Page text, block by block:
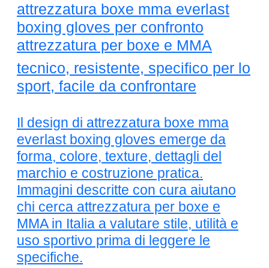
attrezzatura boxe mma everlast
boxing gloves per confronto
attrezzatura per boxe e MMA
tecnico, resistente, specifico per lo
sport, facile da confrontare
Il design di attrezzatura boxe mma
everlast boxing gloves emerge da
forma, colore, texture, dettagli del
marchio e costruzione pratica.
Immagini descritte con cura aiutano
chi cerca attrezzatura per boxe e
MMA in Italia a valutare stile, utilità e
uso sportivo prima di leggere le
specifiche.